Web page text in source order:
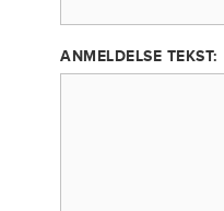
ANMELDELSE TEKST: